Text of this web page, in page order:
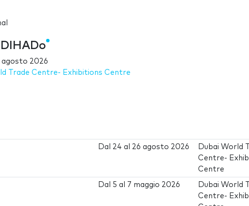
agosto 2026
Trade Centre- Exhibitions Centre
Dal 24 al 26 agosto 2026
Dubai World
Centre-
Centre
Dal 5 al 7 maggio 2026
Dubai World
Centre-